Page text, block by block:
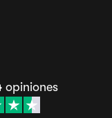
opiniones